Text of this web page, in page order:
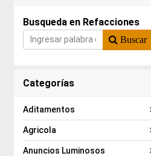
Busqueda en Refacciones
Buscar
Categorías
Aditamentos
Agricola
Anuncios Luminosos